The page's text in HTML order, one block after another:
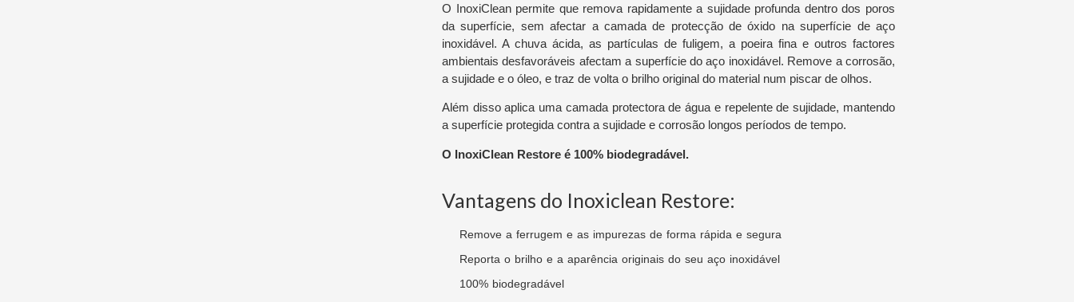
O InoxiClean permite que remova rapidamente a sujidade profunda dentro dos poros
da superfície, sem afectar a camada de protecção de óxido na superfície de aço
inoxidável. A chuva ácida, as partículas de fuligem, a poeira fina e outros factores
ambientais desfavoráveis afectam a superfície do aço inoxidável. Remove a corrosão,
a sujidade e o óleo, e traz de volta o brilho original do material num piscar de olhos.
Além disso aplica uma camada protectora de água e repelente de sujidade, mantendo
a superfície protegida contra a sujidade e corrosão longos períodos de tempo.
O InoxiClean Restore é 100% biodegradável.
Vantagens do Inoxiclean Restore:
Remove a ferrugem e as impurezas de forma rápida e segura
Reporta o brilho e a aparência originais do seu aço inoxidável
100% biodegradável